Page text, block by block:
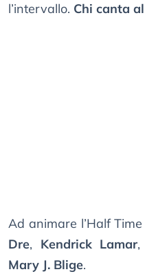
l’intervallo. Chi canta
Ad animare l’Half
Dre, Kendrick Lamar,
Mary J. Blige.